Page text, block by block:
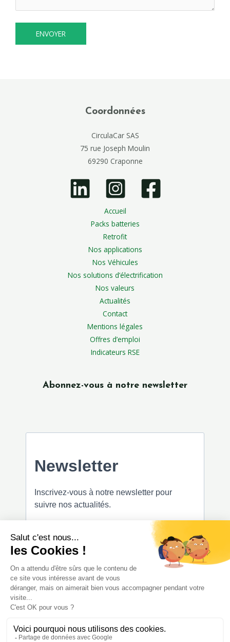
Coordonnées
CirculaCar SAS
75 rue Joseph Moulin
69290 Craponne
Accueil
Packs batteries
Retrofit
Nos applications
Nos Véhicules
Nos solutions d’électrification
Nos valeurs
Actualités
Contact
Mentions légales
Offres d’emploi
Indicateurs RSE
Abonnez-vous à notre newsletter
Electrification